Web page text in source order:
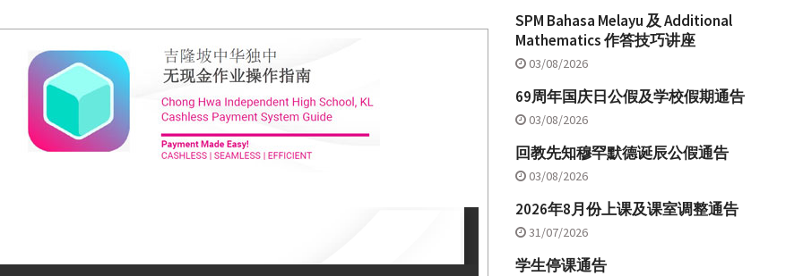
SPM Bahasa Melayu 及 Additional
Mathematics 作答技巧讲座
03/08/2026
69周年国庆日公假及学校假期通告
03/08/2026
回教先知穆罕默德诞辰公假通告
03/08/2026
2026年8月份上课及课室调整通告
31/07/2026
学生停课通告